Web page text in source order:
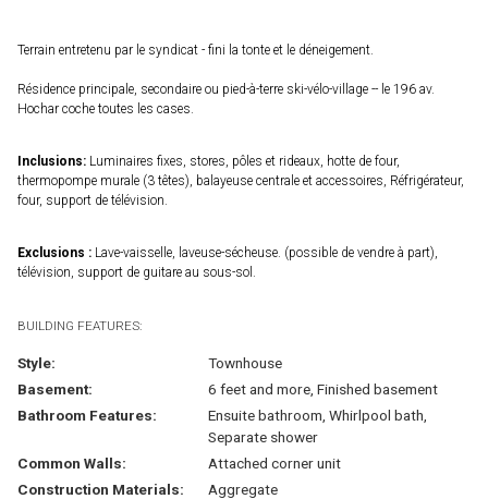
Terrain entretenu par le syndicat - fini la tonte et le déneigement.
Résidence principale, secondaire ou pied-à-terre ski-vélo-village -- le 196 av.
Hochar coche toutes les cases.
Inclusions: Luminaires fixes, stores, pôles et rideaux, hotte de four,
thermopompe murale (3 têtes), balayeuse centrale et accessoires, Réfrigérateur,
four, support de télévision.
Exclusions : Lave-vaisselle, laveuse-sécheuse. (possible de vendre à part),
télévision, support de guitare au sous-sol.
BUILDING FEATURES:
Style:
Townhouse
Basement:
6 feet and more, Finished basement
Bathroom Features:
Ensuite bathroom, Whirlpool bath,
Separate shower
Common Walls:
Attached corner unit
Construction Materials:
Aggregate